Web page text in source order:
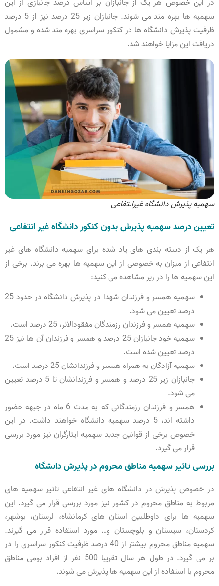
در این خصوص هر یک از جانبازان بر اساس درصد جانبازی از این
سهمیه ها بهره مند می شوند. جانبازان زیر 25 درصد نیز از 5 درصد
ظرفیت پذیرش دانشگاه ها در کنکور سراسری بهره مند شده و مشمول
دریافت این مزایا خواهند شد.
سهمیه پذیرش دانشگاه غیرانتفاعی
تعیین درصد سهمیه پذیرش بدون کنکور دانشگاه غیر انتفاعی
هر یک از دسته بندی های یاد شده برای سهمیه دانشگاه های غیر
انتفاعی از میزان به خصوصی از این سهمیه ها بهره می برند. برخی از
این سهمیه ها را در زیر مشاهده می کنید:
سهمیه همسر و فرزندان شهدا در پذیرش دانشگاه در حدود 25
درصد تعیین می شود.
سهمیه همسر و فرزندان رزمندگان مفقودالاثر، 25 درصد است.
سهمیه خود جانبازان 25 درصد و همسر و فرزندان آن ها نیز 25
درصد تعیین شده است.
سهمیه آزادگان به همراه همسر و فرزندانشان 25 درصد است.
جانبازان زیر 25 درصد و همسر و فرزندانشان تا 5 درصد تعیین
می شود.
همسر و فرزندان رزمندگانی که به مدت 6 ماه در جبهه حضور
داشته اند، 5 درصد سهمیه دانشگاه خواهند داشت. در این
خصوص برخی از قوانین جدید سهمیه ایثارگران نیز مورد بررسی
قرار می گیرد.
بررسی تاثیر سهمیه مناطق محروم در پذیرش دانشگاه
در خصوص پذیرش در دانشگاه های غیر انتفاعی تاثیر سهمیه های
مربوط به مناطق محروم در کشور نیز مورد بررسی قرار می گیرد. این
سهمیه ها برای داوطلبین استان های کرمانشاه، لرستان، بوشهر،
کردستان، سیستان و بلوچستان و… مورد استفاده قرار می گیرند.
سهمیه مناطق محروم بیشتر از 40 درصد ظرفیت کنکور سراسری را در
بر می گیرد. در طول هر سال تقریبا 500 نفر از افراد بومی مناطق
محروم با استفاده از این سهمیه ها پذیرش می شوند.